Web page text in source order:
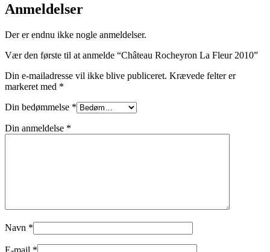
Anmeldelser
Der er endnu ikke nogle anmeldelser.
Vær den første til at anmelde “Château Rocheyron La Fleur 2010”
Din e-mailadresse vil ikke blive publiceret. Krævede felter er
markeret med *
Din bedømmelse *
Din anmeldelse *
Navn *
E-mail *